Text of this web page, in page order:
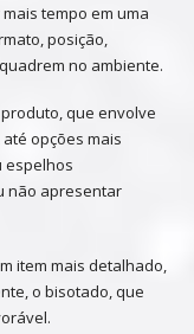
tempo em uma
posição,
no ambiente.
que envolve
opções mais
espelhos
não apresentar
item mais detalhado,
o bisotado, que